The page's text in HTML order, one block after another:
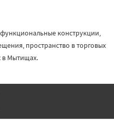
по
×
конструкции,
пространство в торговых
в Мытищах.